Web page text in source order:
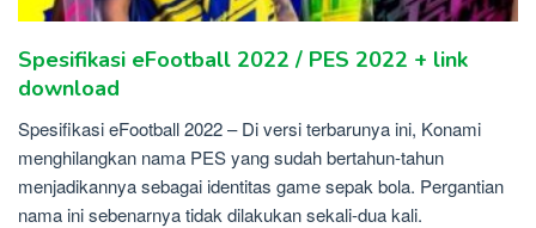
Spesifikasi eFootball 2022 / PES 2022 + link
download
Spesifikasi eFootball 2022 – Di versi terbarunya ini, Konami
menghilangkan nama PES yang sudah bertahun-tahun
menjadikannya sebagai identitas game sepak bola. Pergantian
nama ini sebenarnya tidak dilakukan sekali-dua kali.